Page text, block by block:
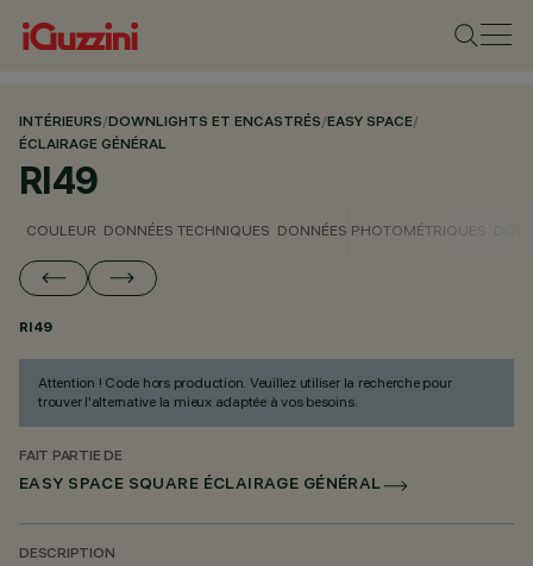
INTÉRIEURS/DOWNLIGHTS ET ENCASTRÉS/EASY SPACE/
ÉCLAIRAGE GÉNÉRAL
RI49
COULEUR DONNÉES TECHNIQUES DONNÉES PHOTOMÉTRIQUES
RI49
Attention ! Code hors production. Veuillez utiliser la recherche pour
trouver l'alternative la mieux adaptée à vos besoins.
FAIT PARTIE DE
EASY SPACE SQUARE ÉCLAIRAGE GÉNÉRAL
DESCRIPTION